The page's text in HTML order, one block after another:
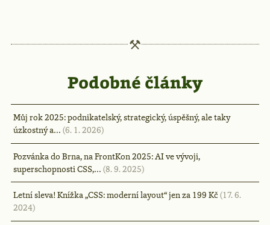
Podobné články
Můj rok 2025: podnikatelský, strategický, úspěšný, ale taky
úzkostný a… (6. 1. 2026)
Pozvánka do Brna, na FrontKon 2025: AI ve vývoji,
superschopnosti CSS,… (8. 9. 2025)
Letní sleva! Knížka „CSS: moderní layout“ jen za 199 Kč(17. 6.
2024)